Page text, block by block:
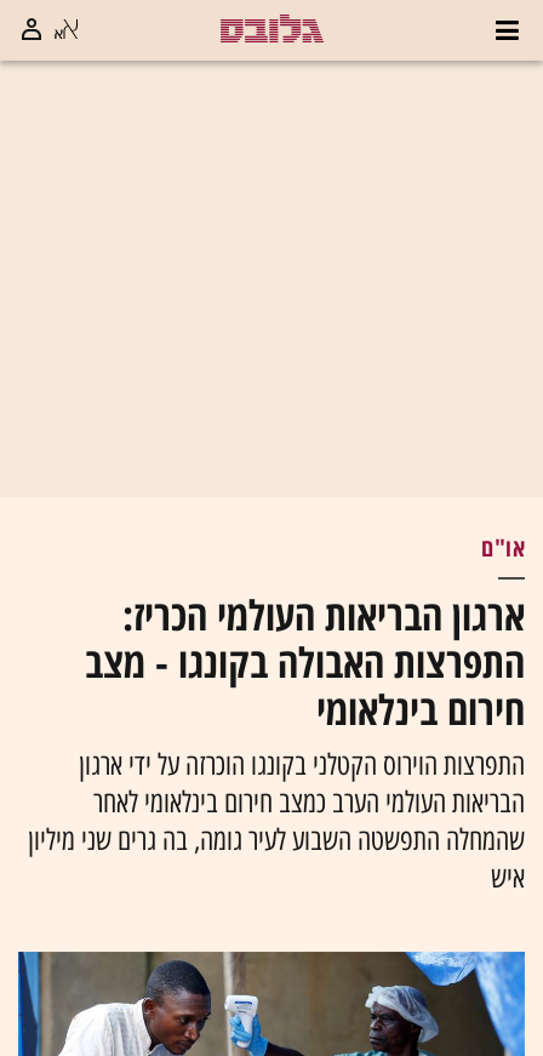
או"ם
ארגון הבריאות העולמי הכריז:
התפרצות האבולה בקונגו - מצב
חירום בינלאומי
התפרצות הוירוס הקטלני בקונגו הוכרזה על ידי ארגון
הבריאות העולמי הערב כמצב חירום בינלאומי לאחר
שהמחלה התפשטה השבוע לעיר גומה, בה גרים שני מיליון
איש